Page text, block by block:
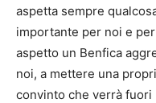
aspetta sempre
importante per noi e
aspetto un Benfica
noi, a mettere una
convinto che verrà fuori